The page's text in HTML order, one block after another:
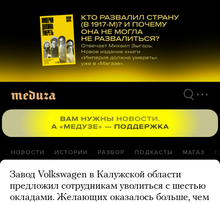
материалам
НОВОСТИ ИСТОРИИ РАЗБОР ПОДКАСТЫ МАГАЗ
Завод Volkswagen в Калужской области
предложил сотрудникам уволиться с шестью
окладами. Желающих оказалось больше, чем